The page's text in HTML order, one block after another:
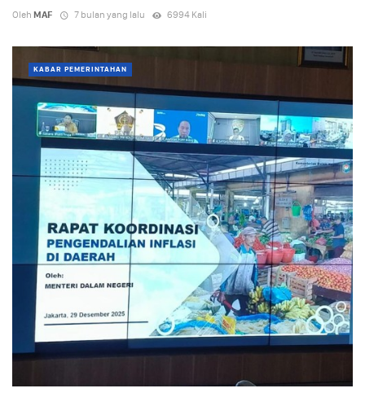
Oleh MAF 7 bulan yang lalu 6994 Kali
KABAR PEMERINTAHAN